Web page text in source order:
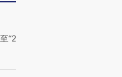
线｜不考竞赛的王虹、
“2